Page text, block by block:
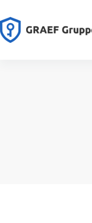
springen